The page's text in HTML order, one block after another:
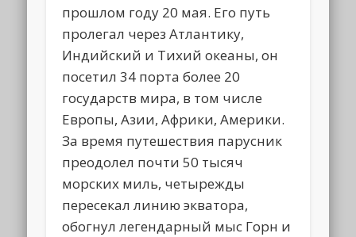
прошлом году 20 мая. Его путь
пролегал через Атлантику,
Индийский и Тихий океаны, он
посетил 34 порта более 20
государств мира, в том числе
Европы, Азии, Африки, Америки.
За время путешествия парусник
преодолел почти 50 тысяч
морских миль, четырежды
пересекал линию экватора,
обогнул легендарный мыс Горн и